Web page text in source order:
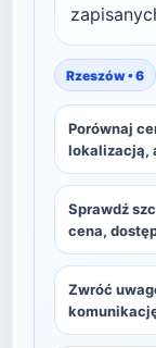
Rzeszów • 6
Porównaj
lokalizacją,
Sprawdź
cena,
Zwróć